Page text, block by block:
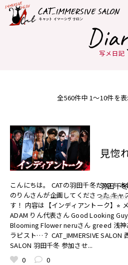
写メ日記
全560件中 1〜10件を
見惚
羽田千
2026.08.05
こんにちは。 CATの羽田千冬だYO！
のりんさんが企画してくださった キャ
す！ 内容は【インディアントーク】⭐︎
ADAM りん代表さん Good Looking
Blooming Flower neruさん greed 浅神
ラピスト…？ CAT_IMMERSIVE SALON
SALON 羽田千冬 参加させ...
0
0